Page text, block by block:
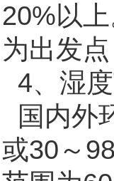
20%以
为出发
4、湿
国内外
或30～